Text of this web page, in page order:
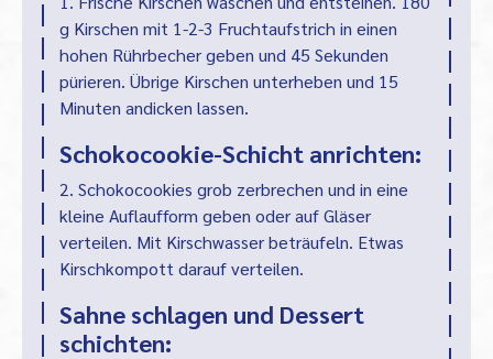
g Kirschen mit 1-2-3 Fruchtaufstrich in einen
hohen Rührbecher geben und 45 Sekunden
pürieren. Übrige Kirschen unterheben und 15
Minuten andicken lassen.
Schokocookie-Schicht anrichten:
2. Schokocookies grob zerbrechen und in eine
kleine Auflaufform geben oder auf Gläser
verteilen. Mit Kirschwasser beträufeln. Etwas
Kirschkompott darauf verteilen.
Sahne schlagen und Dessert
schichten: